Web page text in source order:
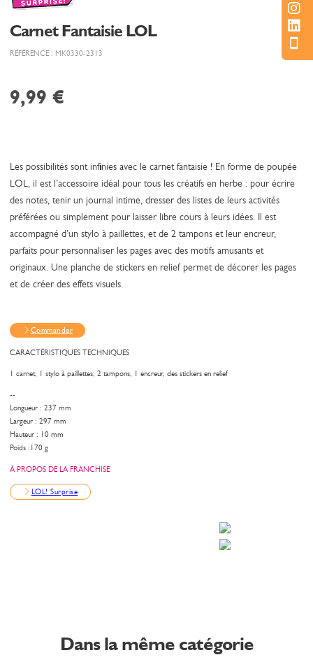
Carnet Fantaisie LOL
RÉFÉRENCE : MK0330-2313
9,99€
Les possibilités sont infinies avec le carnet fantaisie ! En forme de poupée
LOL, il est l’accessoire idéal pour tous les créatifs en herbe : pour écrire
des notes, tenir un journal intime, dresser des listes de leurs activités
préférées ou simplement pour laisser libre cours à leurs idées. Il est
accompagné d’un stylo à paillettes, et de 2 tampons et leur encreur,
parfaits pour personnaliser les pages avec des motifs amusants et
originaux. Une planche de stickers en relief permet de décorer les pages
et de créer des effets visuels.
Commander
CARACTÉRISTIQUES TECHNIQUES
1 carnet, 1 stylo à paillettes, 2 tampons, 1 encreur, des stickers en relief
--
Longueur : 237 mm
Largeur : 297 mm
Hauteur : 10 mm
Poids :170 g
À PROPOS DE LA FRANCHISE
LOL! Surprise
Dans la même catégorie